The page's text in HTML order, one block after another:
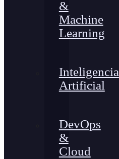
&
Machine
Learning
Inteligencia
Artificial
DevOps
&
Cloud